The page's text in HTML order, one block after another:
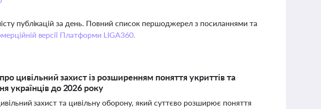
публікацій за день. Повний список першоджерел з посиланнями та
версії Платформи LIGA360.
цивільний захист із розширенням поняття укриттів та
українців до 2026 року
захист та цивільну оборону, який суттєво розширює поняття